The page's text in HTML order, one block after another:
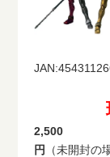
2,500
円
（未開封の